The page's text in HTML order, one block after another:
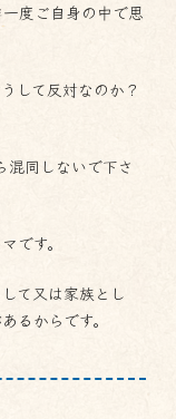
度ご自身の中で思
して反対なのか？
混同しないで下さ
です。
て又は家族とし
るからです。